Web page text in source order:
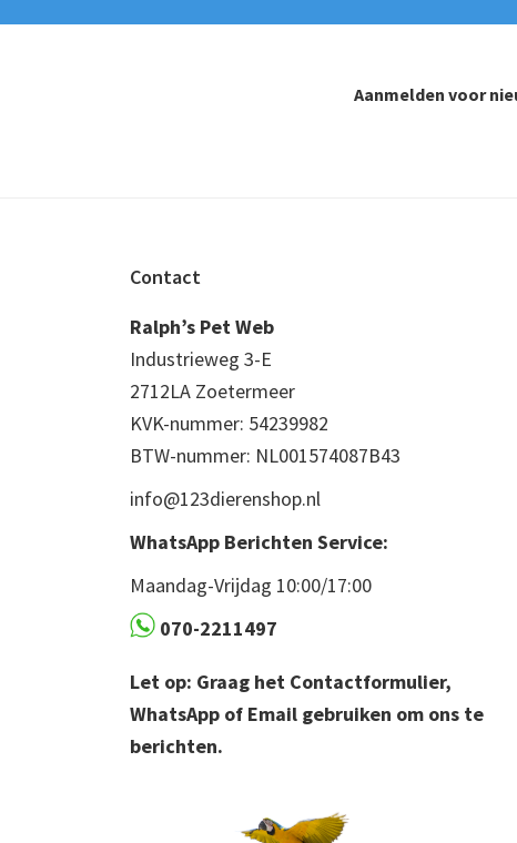
Aanmelden voor
Contact
Ralph’s Pet Web
Industrieweg 3-E
2712LA Zoetermeer
KVK-nummer: 54239982
BTW-nummer: NL001574087B43
info@123dierenshop.nl
WhatsApp Berichten Service:
Maandag-Vrijdag 10:00/17:00
070-2211497
Let op: Graag het Contactformulier,
WhatsApp of Email gebruiken om ons te
berichten.